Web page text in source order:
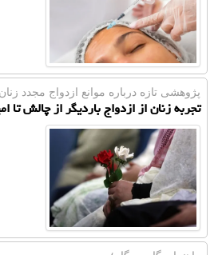
پژوهشی تازه درباره موانع ازدواج مجدد
تجربه زنان از ازدواج باردیگر از چالش تا